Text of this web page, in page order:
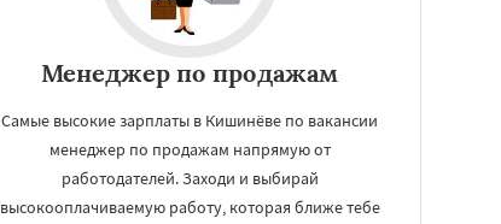
Менеджер по продажам
Самые высокие зарплаты в Кишинёве по вакансии
менеджер по продажам напрямую от
работодателей. Заходи и выбирай
высокооплачиваемую работу, которая ближе тебе